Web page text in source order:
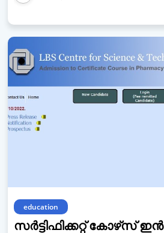
education
സർട്ടിഫിക്കറ്റ് കോഴ്‌സ് ഇൻ